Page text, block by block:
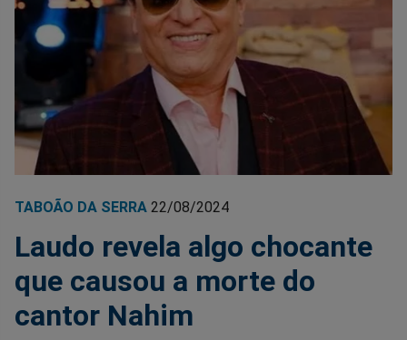
TABOÃO DA SERRA 22/08/2024
Laudo revela algo chocante
que causou a morte do
cantor Nahim